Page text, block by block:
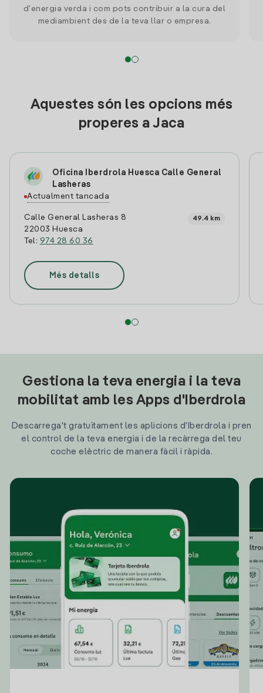
d'energia verda i com pots contribuir a la cura del
mediambient des de la teva llar o empresa.
Aquestes són les opcions més
properes a Jaca
Oficina Iberdrola Huesca Calle General
Lasheras
Actualment tancada
Calle General Lasheras 8
22003 Huesca
Tel: 974 28 60 36
49.4 km
Més detalls
Gestiona la teva energia i la teva
mobilitat amb les Apps d'Iberdrola
Descarrega't gratuïtament les aplicions d'Iberdrola i pren
el control de la teva energia i de la recàrrega del teu
coche elèctric de manera fàcil i ràpida.